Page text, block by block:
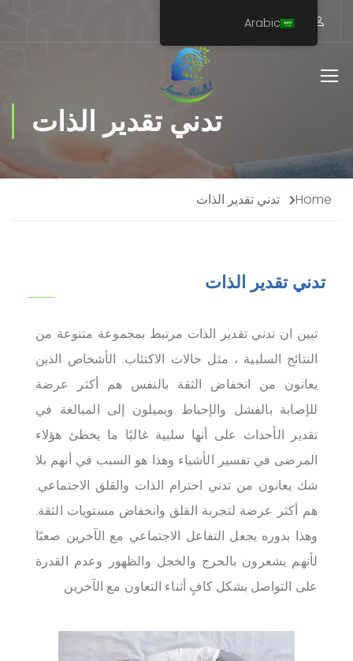
تدني تقدير الذات
Home تدني تقدير الذات
تدني تقدير الذات
تبين ان تدني تقدير الذات مرتبط بمجموعة متنوعة من
النتائج السلبية ، مثل حالات الاكتئاب. الأشخاص الذين
يعانون من انخفاض الثقة بالنفس هم أكثر عرضة
للإصابة بالفشل والإحباط ويميلون إلى المبالغة في
تقدير الأحداث على أنها سلبية غالبًا ما يخطئ هؤلاء
المرضى في تفسير الأشياء وهذا هو السبب في أنهم بلا
شك يعانون من تدني احترام الذات والقلق الاجتماعي.
هم أكثر عرضة لتجربة القلق وانخفاض مستويات الثقة.
وهذا بدوره يجعل التفاعل الاجتماعي مع الآخرين صعبًا
لأنهم يشعرون بالحرج والخجل والظهور وعدم القدرة
على التواصل بشكل كافٍ أثناء التعاون مع الآخرين
Arabic
طريقة التعيين
أحد اثنين ثلاثاء أربعاء خميس جمعة سبت
26 27 28 29 30 31 1
3 5 7 8
15
17 18 19 20 21 22
1 2